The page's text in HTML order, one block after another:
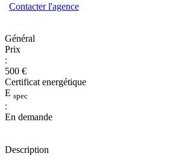
Contacter l'agence
Général
Prix
:
500 €
Certificat energétique
E spec
:
En demande
Description